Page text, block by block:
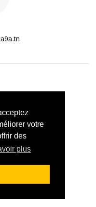
votre
des
plus